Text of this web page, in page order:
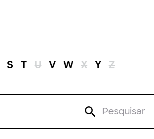
S T U V W X Y Z